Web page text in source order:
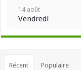
14 août
Vendredi
Récent Populaire